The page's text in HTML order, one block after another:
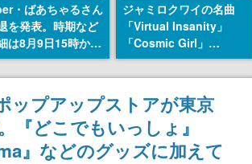
・ばあちゃるさん
を発表。時期など
は8月9日15時から
で説明
ジャミロクワイの名曲
「Virtual Insanity」
「Cosmic Girl」
「Canned Heat」公式日
本語字幕付きMVがいき
なり公開！「SUMMER
SONIC 2026」での9年ぶ
りとなる日本公演を記念
して
ップアップストアが東京
『どこでもいっしょ』
』などのグッズに加えて